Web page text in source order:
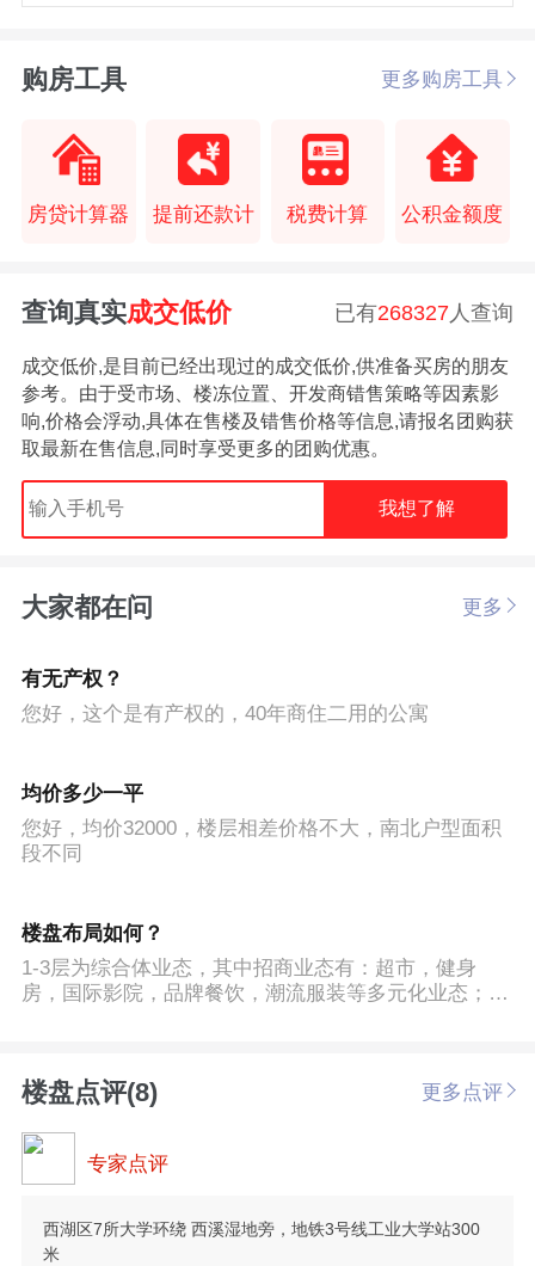
购房工具 更多购房工具
房贷计算器 提前还款计 税费计算 公积金额度
查询真实成交低价 已有268327 人查询
成交低价,是目前已经出现过的成交低价,供准备买房的朋友
参考。由于受市场、楼冻位置、开发商错售策略等因素影
响,价格会浮动,具体在售楼及错售价格等信息,请报名团购获
取最新在售信息,同时享受更多的团购优惠。
我想了解
大家都在问 更多
有无产权？
您好，这个是有产权的，40年商住二用的公寓
均价多少一平
您好，均价32000，楼层相差价格不大，南北户型面积
段不同
楼盘布局如何？
1-3层为综合体业态，其中招商业态有：超市，健身
房，国际影院，品牌餐饮，潮流服装等多元化业态；10
楼盘点评(8) 更多点评
专家点评
西湖区7所大学环绕 西溪湿地旁，地铁3号线工业大学站300
米